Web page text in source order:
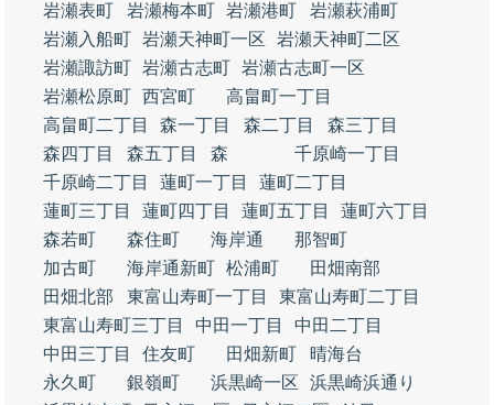
岩瀬表町
岩瀬梅本町 岩瀬港町
岩瀬萩浦町
岩瀬入船町 岩瀬天神町一区
岩瀬天神町二区
岩瀬諏訪町 岩瀬古志町 岩瀬古志町一区
岩瀬松原町 西宮町
高畠町一丁目
高畠町二丁目
森一丁目 森二丁目
森三丁目
森四丁目
森五丁目 森
千原崎一丁目
千原崎二丁目
蓮町一丁目
蓮町二丁目
蓮町三丁目
蓮町四丁目 蓮町五丁目
蓮町六丁目
森若町
森住町 海岸通
那智町
加古町
海岸通新町 松浦町
田畑南部
田畑北部
東富山寿町一丁目
東富山寿町二丁目
東富山寿町三丁目
中田一丁目
中田二丁目
中田三丁目
住友町 田畑新町
晴海台
永久町
銀嶺町 浜黒崎一区
浜黒崎浜通り